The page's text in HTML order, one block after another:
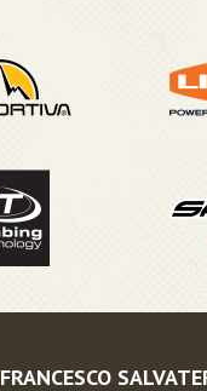
FRANCESCO